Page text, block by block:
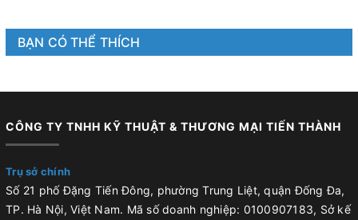
BẠN CÓ THỂ THÍCH
CÔNG TY TNHH KỸ THUẬT & THƯƠNG MẠI TIẾN THÀNH
Trụ sở chính
Số 21 phố Đặng Tiến Đông, phường Trung Liệt, quận Đống Đa,
TP. Hà Nội, Việt Nam. Mã số doanh nghiệp: 0100907183, Sở kế